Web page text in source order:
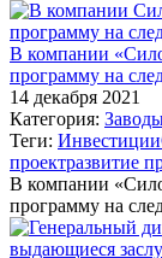
В компании
программу на
14 декабря 2021
Категория:
Теги: Инвестиции
проектразвитие
В компании
программу на